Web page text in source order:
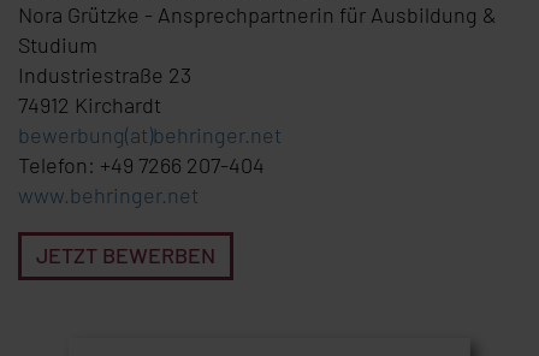
Nora Grützke - Ansprechpartnerin für Ausbildung &
Studium
Industriestraße 23
74912 Kirchardt
bewerbung(at)behringer.net
Telefon: +49 7266 207-404
www.behringer.net
JETZT BEWERBEN